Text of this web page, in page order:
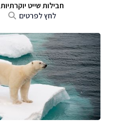
חבילות שייט יוקרתיות
לחץ לפרטים